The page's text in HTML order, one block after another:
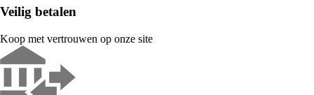
Veilig betalen
Koop met vertrouwen op onze site